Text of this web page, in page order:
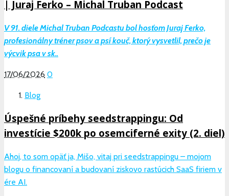
| Juraj Ferko – Michal Truban Podcast
V 91. diele Michal Truban Podcastu bol hosťom Juraj Ferko,
profesionálny tréner psov a psí kouč, ktorý vysvetlil, prečo je
výcvik psa v sk..
17/06/2026 0
Blog
Úspešné príbehy seedstrappingu: Od
investície $200k po osemciferné exity (2. diel)
Ahoj, to som opäť ja, Mišo, vitaj pri seedstrappingu – mojom
blogu o financovaní a budovaní ziskovo rastúcich SaaS firiem v
ére AI.